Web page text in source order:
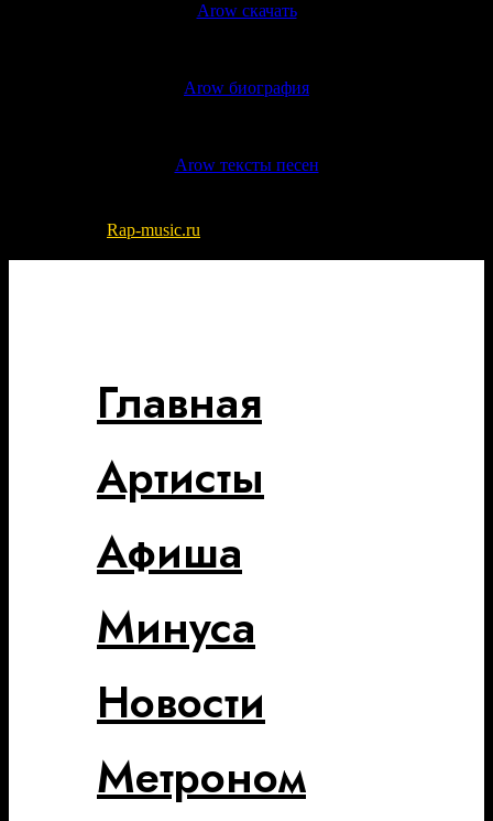
Arow скачать
Arow биография
Arow тексты песен
Rap-music.ru
Главная
Артисты
Афиша
Минуса
Новости
Метроном